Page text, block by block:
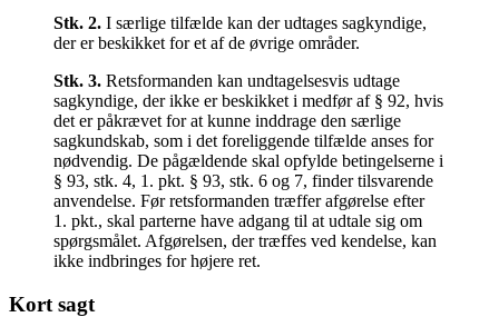
Stk. 2. I særlige tilfælde kan der udtages sagkyndige,
der er beskikket for et af de øvrige områder.
Stk. 3. Retsformanden kan undtagelsesvis udtage
sagkyndige, der ikke er beskikket i medfør af § 92, hvis
det er påkrævet for at kunne inddrage den særlige
sagkundskab, som i det foreliggende tilfælde anses for
nødvendig. De pågældende skal opfylde betingelserne i
§ 93, stk. 4, 1. pkt. § 93, stk. 6 og 7, finder tilsvarende
anvendelse. Før retsformanden træffer afgørelse efter
1. pkt., skal parterne have adgang til at udtale sig om
spørgsmålet. Afgørelsen, der træffes ved kendelse, kan
ikke indbringes for højere ret.
Kort sagt